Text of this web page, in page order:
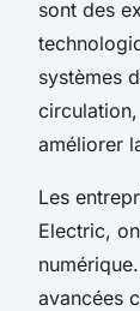
sont des
systèmes
améliorer
Les
Electric,
avancées